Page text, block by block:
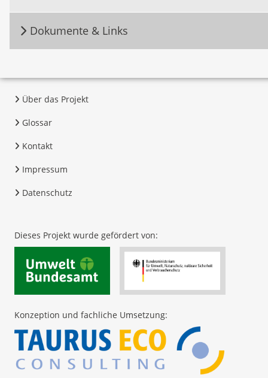
Dokumente & Links
Über das Projekt
Glossar
Kontakt
Impressum
Datenschutz
Dieses Projekt wurde gefördert von:
Konzeption und fachliche Umsetzung: